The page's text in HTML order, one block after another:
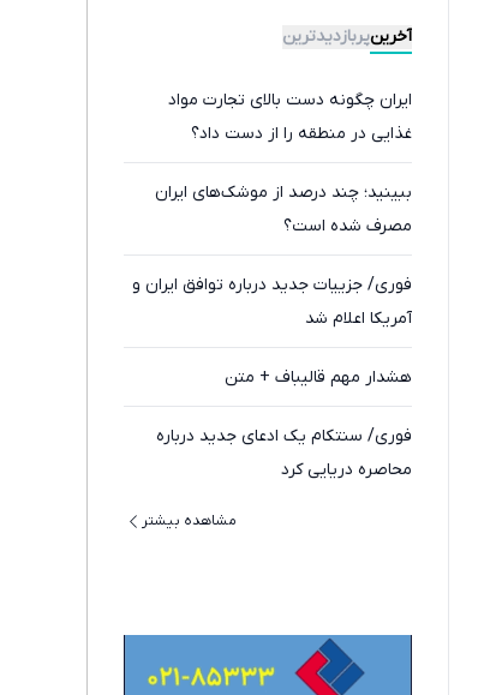
رایگان+پرداخت
اقساطی😍
آخرینپربازدیدترین
ایران چگونه دست بالای تجارت مواد
غذایی در منطقه را از دست داد؟
ببینید؛ چند درصد از موشک‌های ایران
مصرف شده است؟
فوری/ جزییات جدید درباره توافق ایران و
آمریکا اعلام شد
هشدار مهم قالیباف + متن
فوری/ سنتکام یک ادعای جدید درباره
محاصره دریایی کرد
مشاهده بیشتر